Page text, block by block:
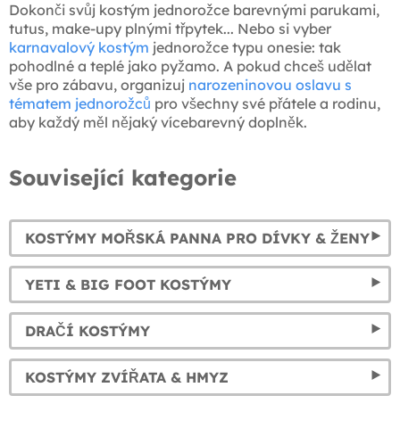
Dokonči svůj kostým jednorožce barevnými parukami,
tutus, make-upy plnými třpytek... Nebo si vyber
karnavalový kostým jednorožce typu onesie: tak
pohodlné a teplé jako pyžamo. A pokud chceš udělat
vše pro zábavu, organizuj narozeninovou oslavu s
tématem jednorožců pro všechny své přátele a rodinu,
aby každý měl nějaký vícebarevný doplněk.
Související kategorie
KOSTÝMY MOŘSKÁ PANNA PRO DÍVKY & ŽENY
YETI & BIG FOOT KOSTÝMY
DRAČÍ KOSTÝMY
KOSTÝMY ZVÍŘATA & HMYZ